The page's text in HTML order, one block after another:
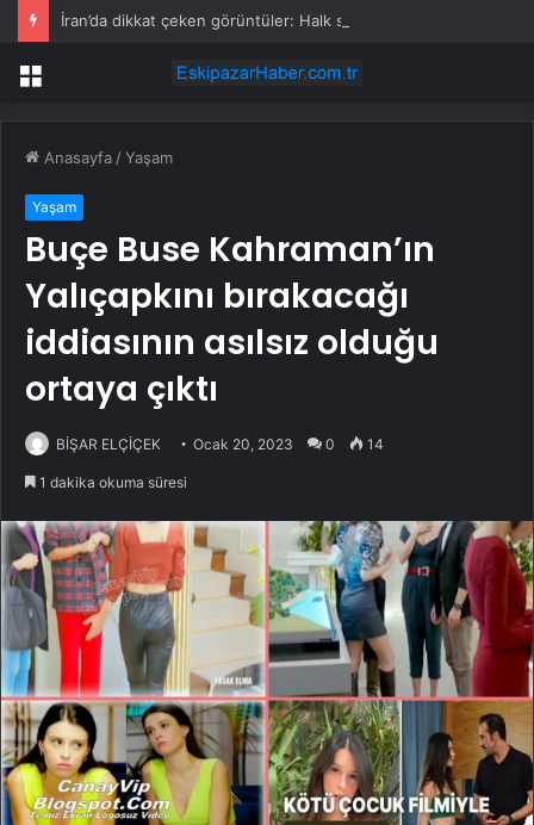
Menü
Anasayfa /Yaşam
Yaşam
Buçe Buse Kahraman’ın
Yalıçapkını bırakacağı
iddiasının asılsız olduğu
ortaya çıktı
BİŞAR ELÇİÇEK Ocak 20, 2023 0 14
1 dakika okuma süresi